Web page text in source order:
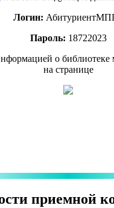
Логин:
Пароль: 18722023
о библиотеке
на странице
приемной